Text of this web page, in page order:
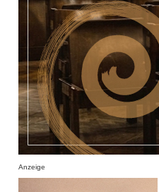
Anzeige